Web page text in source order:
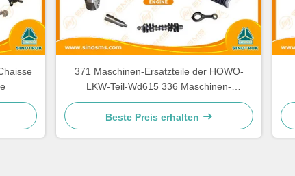
371 Maschinen-Ersatzteile der HOWO-
LKW-Teil-Wd615 336 Maschinen-
Ersatzteile
Beste Preis erhalten